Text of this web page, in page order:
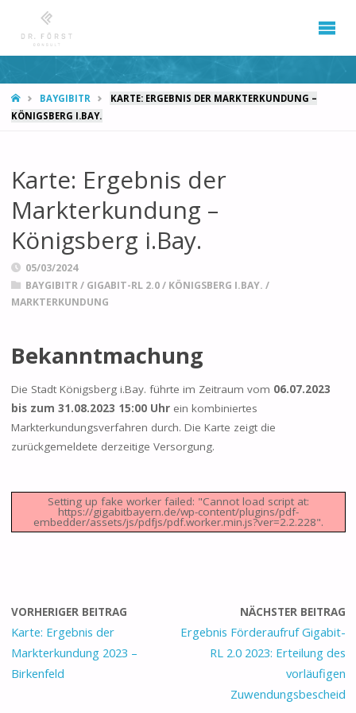
STARTBAYGIBITR
KARTE: ERGEBNIS DER MARKTERKUNDUNG –
KÖNIGSBERG I.BAY.
Karte: Ergebnis der
Markterkundung –
Königsberg i.Bay.
05/03/2024
BAYGIBITR/ GIGABIT-RL 2.0/ KÖNIGSBERG I.BAY. /
MARKTERKUNDUNG
Bekanntmachung
Die Stadt Königsberg i.Bay. führte im Zeitraum vom 06.07.2023
bis zum 31.08.2023 15:00 Uhrein kombiniertes
Markterkundungsverfahren durch. Die Karte zeigt die
zurückgemeldete derzeitige Versorgung.
Setting up fake worker failed: "Cannot load script at:
https://gigabitbayern.de/wp-content/plugins/pdf-
embedder/assets/js/pdfjs/pdf.worker.min.js?ver=2.2.228".
VORHERIGER BEITRAG
Karte: Ergebnis der
Markterkundung 2023 –
Birkenfeld
NÄCHSTER BEITRAG
Ergebnis Förderaufruf Gigabit-
RL 2.0 2023: Erteilung des
vorläufigen
Zuwendungsbescheid